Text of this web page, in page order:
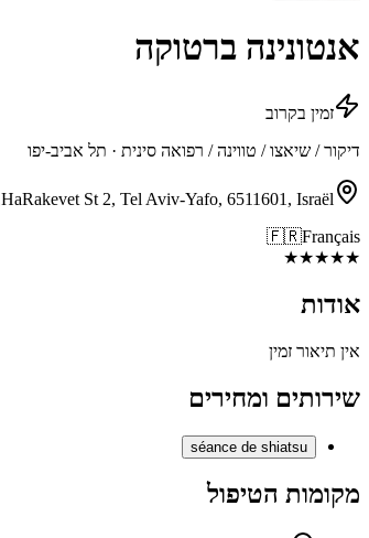
אנטונינה ברטוקה
זמין בקרוב
דיקור / שיאצו / טווינה / רפואה סינית · תל אביב-יפו
HaRakevet St 2, Tel Aviv-Yafo, 6511601, Israël, תל אביב-יפו
🇫🇷Français
★
★
★
★
★
אודות
אין תיאור זמין
שירותים ומחירים
séance de shiatsu
מקומות הטיפול